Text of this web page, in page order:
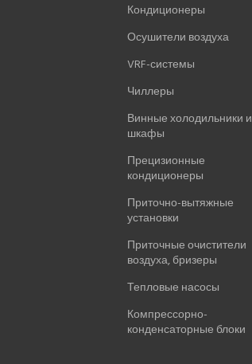
Кондиционеры
Осушители воздуха
VRF-системы
Чиллеры
Винные холодильники и
шкафы
Прецизионные
кондиционеры
Приточно-вытяжные
установки
Приточные очистители
воздуха, бризеры
Тепловые насосы
Компрессорно-
конденсаторные блоки